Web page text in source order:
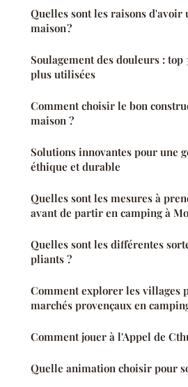
Quelles sont les raisons d'avoir
maison ?
Soulagement des douleurs : top
plus utilisées
Comment choisir le bon
maison ?
Solutions innovantes pour une
éthique et durable
Quelles sont les mesures à
avant de partir en camping à
Quelles sont les différentes
pliants ?
Comment explorer les villages
marchés provençaux en
Comment jouer à l'Appel de
Quelle animation choisir pour